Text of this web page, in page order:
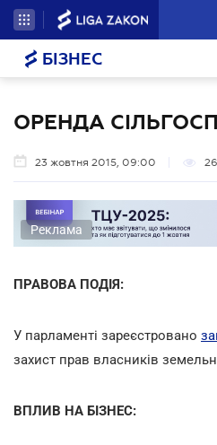
БІЗНЕС
ОРЕНДА
23 жовтня 2015, 09:00
Реклама
ПРАВОВА ПОДІЯ:
У парламенті зареєстровано
захист прав власників
ВПЛИВ НА БІЗНЕС: